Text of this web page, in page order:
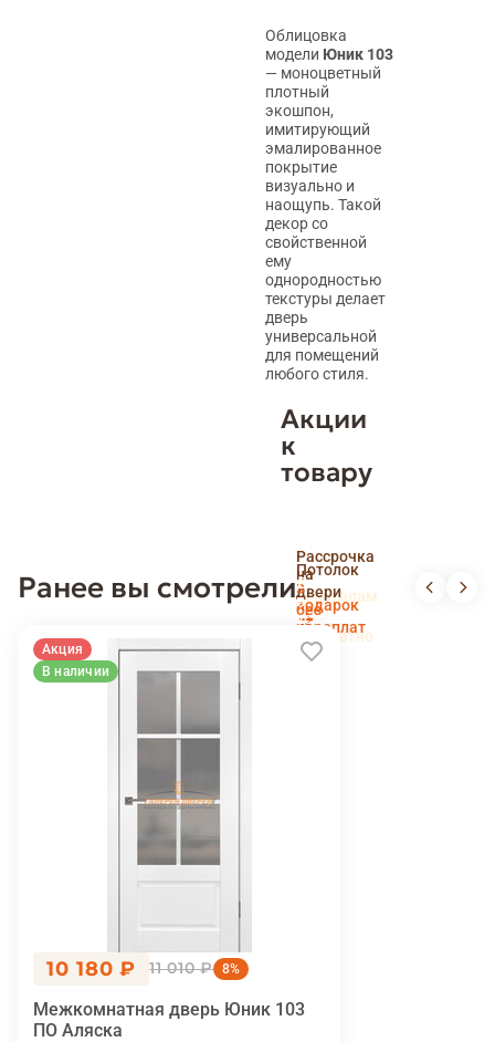
Облицовка
модели Юник 103
— моноцветный
плотный
экошпон,
имитирующий
эмалированное
покрытие
визуально и
наощупь. Такой
декор со
свойственной
ему
однородностью
текстуры делает
дверь
универсальной
для помещений
любого стиля.
Акции
к
товару
пенсионерам
и
новоселам
Рассрочка
на
двери
без
переплат
Потолок
в
подарок
Доставка
и
установка
беслпатно
Ранее вы смотрели
Акция
В наличии
10 180 ₽ 11 010 ₽ 8%
Межкомнатная дверь Юник 103
ПО Аляска